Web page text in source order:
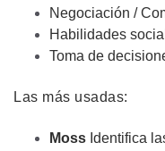
Negociación /
Habilidades
Toma de
Las más usadas:
Moss Identifica